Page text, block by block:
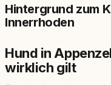
Hintergrund zum
Innerrhoden
Hund in
wirklich gilt